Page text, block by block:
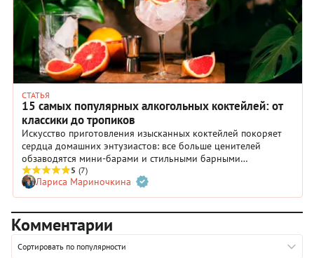
СТАТЬЯ
15 самых популярных алкогольных коктейлей: от
классики до тропиков
Искусство приготовления изысканных коктейлей покоряет
сердца домашних энтузиастов: все больше ценителей
обзаводятся мини-барами и стильными барными
аксессуарами. Вспоминаем легендарные коктейли со всего
света — с характерными вкусами, ароматами и
гастрономическими историями.
5 (7)
Лариса Мариночкина
Комментарии
Сортировать по популярности